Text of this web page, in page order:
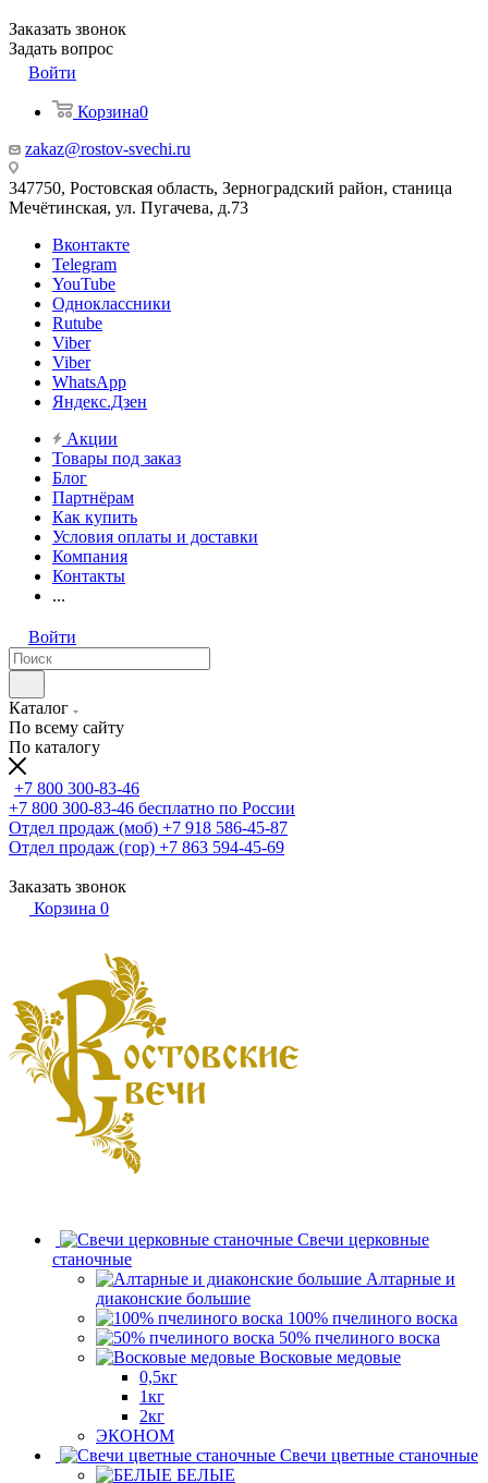
Заказать звонок
Задать вопрос
Войти
Корзина0
zakaz@rostov-svechi.ru
347750, Ростовская область, Зерноградский район, станица
Мечётинская, ул. Пугачева, д.73
Вконтакте
Telegram
YouTube
Одноклассники
Rutube
Viber
Viber
WhatsApp
Яндекс.Дзен
Акции
Товары под заказ
Блог
Партнёрам
Как купить
Условия оплаты и доставки
Компания
Контакты
...
Войти
Каталог
По всему сайту
По каталогу
+7 800 300-83-46
+7 800 300-83-46 бесплатно по России
Отдел продаж (моб) +7 918 586-45-87
Отдел продаж (гор) +7 863 594-45-69
Заказать звонок
Корзина 0
Свечи церковные
станочные
Алтарные и
диаконские большие
100% пчелиного воска
50% пчелиного воска
Восковые медовые
0,5кг
1кг
2кг
ЭКОНОМ
Свечи цветные станочные
БЕЛЫЕ